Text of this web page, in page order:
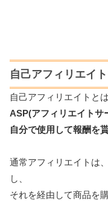
自己アフィリエイ
自己アフィリエイトとは
ASP(アフィリエイトサ
自分で使用して報酬を
通常アフィリエイトは
し、
それを経由して商品を